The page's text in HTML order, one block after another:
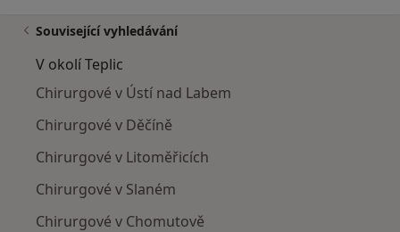
Související vyhledávání
V okolí Teplic
Chirurgové v Ústí nad Labem
Chirurgové v Děčíně
Chirurgové v Litoměřicích
Chirurgové v Slaném
Chirurgové v Chomutově